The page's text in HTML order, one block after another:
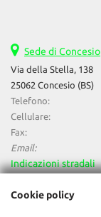
Sede di Concesio
Via della Stella, 138
25062 Concesio (BS)
Telefono:
Cellulare:
Fax:
Email:
Indicazioni stradali
Cookie policy